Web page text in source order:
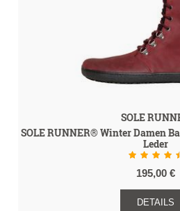
SOLE
SOLE RUNNER® Winter Damen
Leder
195,00 €
DETAILS